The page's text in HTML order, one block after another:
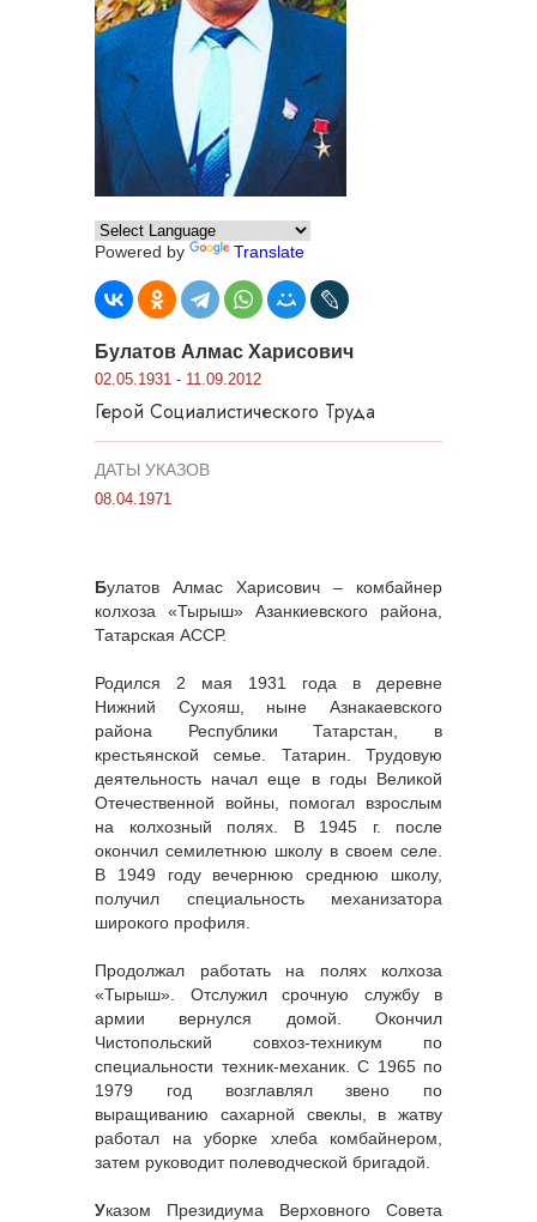
Powered by Translate
Булатов Алмас Харисович
02.05.1931 - 11.09.2012
Герой Социалистического Труда
ДАТЫ УКАЗОВ
08.04.1971
Булатов Алмас Харисович – комбайнер
колхоза «Тырыш» Азанкиевского района,
Татарская АССР.
Родился 2 мая 1931 года в деревне
Нижний Сухояш, ныне Азнакаевского
района Республики Татарстан, в
крестьянской семье. Татарин. Трудовую
деятельность начал еще в годы Великой
Отечественной войны, помогал взрослым
на колхозный полях. В 1945 г. после
окончил семилетнюю школу в своем селе.
В 1949 году вечернюю среднюю школу,
получил специальность механизатора
широкого профиля.
Продолжал работать на полях колхоза
«Тырыш». Отслужил срочную службу в
армии вернулся домой. Окончил
Чистопольский совхоз-техникум по
специальности техник-механик. С 1965 по
1979 год возглавлял звено по
выращиванию сахарной свеклы, в жатву
работал на уборке хлеба комбайнером,
затем руководит полеводческой бригадой.
Указом Президиума Верховного Совета